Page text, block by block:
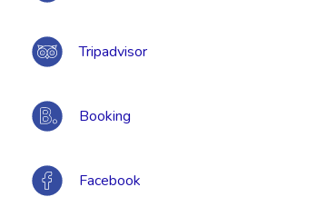
Tripadvisor
Booking
Facebook